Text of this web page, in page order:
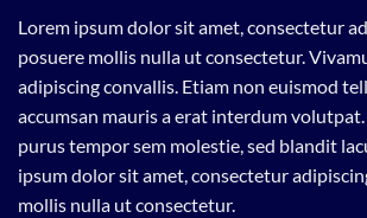
Lorem ipsum dolor sit amet, consectetur
posuere mollis nulla ut consectetur.
adipiscing convallis. Etiam non euismod
accumsan mauris a erat interdum
purus tempor sem molestie, sed blandit
ipsum dolor sit amet, consectetur
mollis nulla ut consectetur.